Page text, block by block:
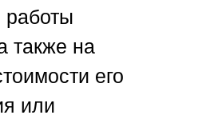
также на
его
или